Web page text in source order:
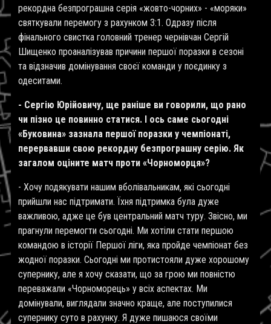
рекордна безпрограшна серія «жовто-чорних» - «моряки»
святкували перемогу з рахунком 3:1. Одразу після
фінального свистка головний тренер чернівчан Сергій
Шищенко проаналізував причини першої поразки в сезоні
та відзначив домінування своєї команди у поєдинку з
одеситами.
- Сергію Юрійовичу, ще раніше ви говорили, що рано
чи пізно це повинно статися. І ось саме сьогодні
«Буковина» зазнала першої поразки у чемпіонаті,
перервавши свою рекордну безпрограшну серію. Як
загалом оціните матч проти «Чорноморця»?
- Хочу подякувати нашим вболівальникам, які сьогодні
прийшли нас підтримати. Їхня підтримка була дуже
важливою, адже це був центральний матч туру. Звісно, ми
прагнули перемогти сьогодні. Ми хотіли стати першою
командою в історії Першої ліги, яка пройде чемпіонат без
жодної поразки. Сьогодні ми протистояли дуже хорошому
супернику, але я хочу сказати, що за грою ми повністю
переважали «Чорноморець» у всіх аспектах. Ми
домінували, виглядали значно краще, але поступилися
супернику суто в рахунку. Я дуже пишаюся своїми